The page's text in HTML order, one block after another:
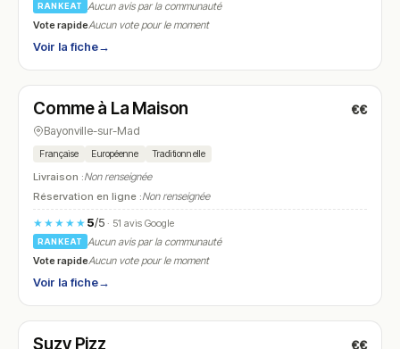
RANKEAT
Aucun avis par la communauté
Vote rapideAucun vote pour le moment
Voir la fiche→
N° 7
Comme à La Maison €€
Bayonville-sur-Mad
Française Européenne Traditionnelle
Livraison :Non renseignée
Réservation en ligne :Non renseignée
★★★★★ 5/5· 51 avis Google
RANKEAT
Aucun avis par la communauté
Vote rapideAucun vote pour le moment
Voir la fiche→
N° 8
Suzy Pizz €€